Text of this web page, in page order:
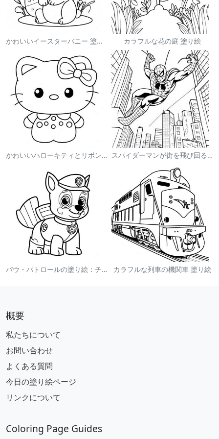
かわいいイースターバニー 塗り絵 カラフルな花の庭 塗り絵
かわいいハローキティとリボンの塗り絵 スパイダーマンが街を飛び回る塗り絵
パウ・パトロールの塗り絵：チェイス カラフルな列車の機関車 塗り絵
概要
私たちについて
お問い合わせ
よくある質問
今日の塗り絵ページ
リンクについて
Coloring Page Guides